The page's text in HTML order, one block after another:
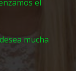
el
mucha